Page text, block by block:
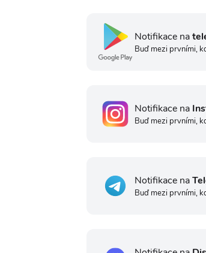
Notifikace na
Buď mezi prvními,
Notifikace na
Buď mezi prvními,
Notifikace na
Buď mezi prvními,